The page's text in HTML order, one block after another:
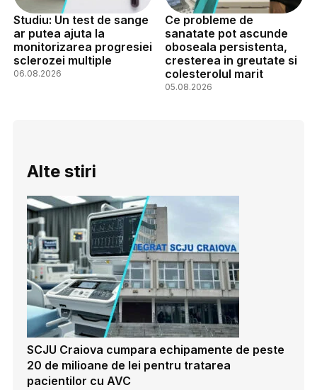
Studiu: Un test de sange
ar putea ajuta la
monitorizarea progresiei
sclerozei multiple
06.08.2026
Ce probleme de
sanatate pot ascunde
oboseala persistenta,
cresterea in greutate si
colesterolul marit
05.08.2026
Alte stiri
SCJU Craiova cumpara echipamente de peste
20 de milioane de lei pentru tratarea
pacientilor cu AVC